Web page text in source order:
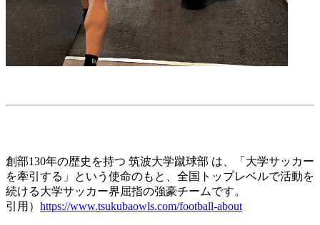
創部130年の歴史を持つ 筑波大学蹴球部 は、「大学サッカー
を牽引する」という使命のもと、全国トップレベルで活動を
続ける大学サッカー界屈指の強豪チームです。
引用） https://www.tsukubaowls.com/football-about